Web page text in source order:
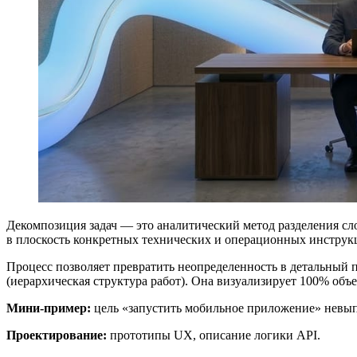
Декомпозиция задач — это аналитический метод разделения
в плоскость конкретных технических и операционных
Процесс позволяет превратить неопределенность в
(иерархическая структура работ). Она визуализирует 100%
Мини-пример: цель «запустить мобильное приложение»
Проектирование: прототипы UX, описание логики API.